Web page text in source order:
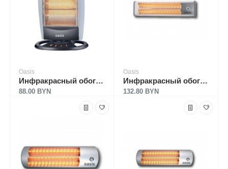
Oasis
Инфракрасный обогреватель Oasis IS-12P (X)
88.00 BYN
Oasis
Инфракрасный обогреватель Oasis IV-15 (D)
132.80 BYN